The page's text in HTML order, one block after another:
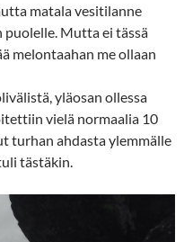
matala vesitilanne
Mutta ei tässä
melontaahan me ollaan
yläosan ollessa
vielä normaalia 10
turhan ahdasta ylemmälle
tästäkin.